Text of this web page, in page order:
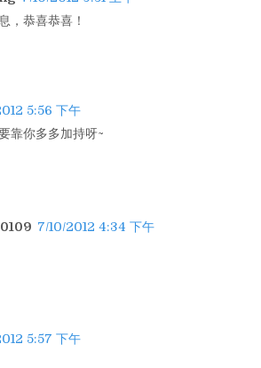
，恭喜恭喜！
5:56 下午
靠你多多加持呀~
7/10/2012 4:34 下午
5:57 下午